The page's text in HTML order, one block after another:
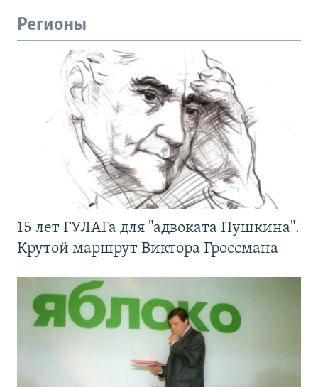
Регионы
15 лет ГУЛАГа для "адвоката Пушкина".
Крутой маршрут Виктора Гроссмана